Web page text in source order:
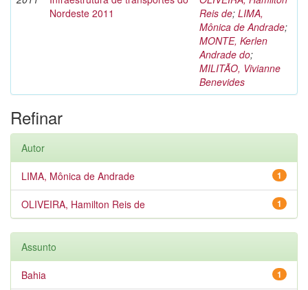
Nordeste 2011
Reis de; LIMA,
Mônica de Andrade;
MONTE, Kerlen
Andrade do;
MILITÃO, Vivianne
Benevides
Refinar
Autor
1
LIMA, Mônica de Andrade
1
OLIVEIRA, Hamilton Reis de
Assunto
1
Bahia